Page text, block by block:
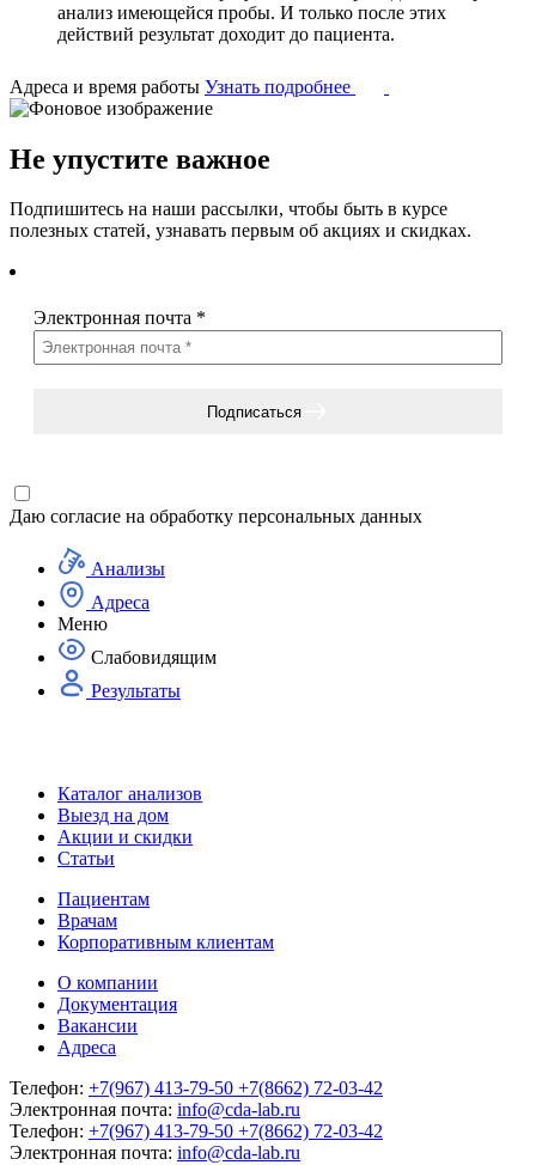
анализ имеющейся пробы. И только после этих
действий результат доходит до пациента.
Адреса и время работы Узнать подробнее
Не упустите важное
Подпишитесь на наши рассылки, чтобы быть в курсе
полезных статей, узнавать первым об акциях и скидках.
Электронная почта *
Подписаться
Даю согласие на обработку персональных данных
Анализы
Адреса
Меню
Слабовидящим
Результаты
Каталог анализов
Выезд на дом
Акции и скидки
Статьи
Пациентам
Врачам
Корпоративным клиентам
О компании
Документация
Вакансии
Адреса
Телефон: +7(967) 413-79-50 +7(8662) 72-03-42
Электронная почта: info@cda-lab.ru
Телефон: +7(967) 413-79-50 +7(8662) 72-03-42
Электронная почта: info@cda-lab.ru